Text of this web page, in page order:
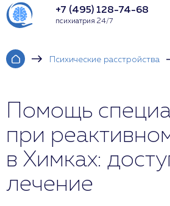
+7 (495) 128-74-68
психиатрия 24/7
Психические расстройства
Помощь
при
в Химках:
лечение